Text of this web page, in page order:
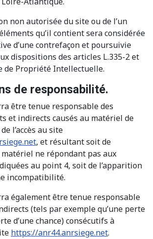
non autorisée du site ou de l’un
qu’il contient sera considérée
d’une contrefaçon et poursuivie
dispositions des articles L.335-2 et
de Propriété Intellectuelle.
de responsabilité.
être tenue responsable des
et indirects causés au matériel de
l’accès au site
, et résultant soit de
matériel ne répondant pas aux
au point 4, soit de l’apparition
incompatibilité.
également être tenue responsable
(tels par exemple qu’une perte
d’une chance) consécutifs à
https://anr44.anrsiege.net.